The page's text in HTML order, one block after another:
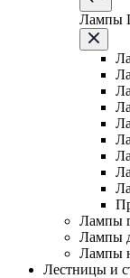
Лампы
Лампы
Лампы
Лампы
Лестницы и